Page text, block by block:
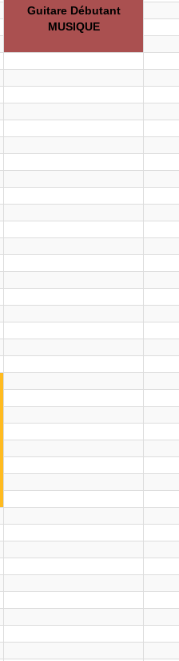
Guitare Débutant
MUSIQUE